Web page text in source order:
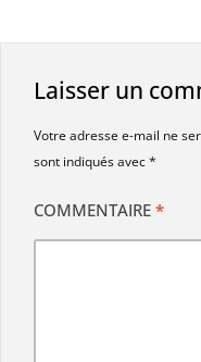
Laisser un
Votre adresse e-mail ne
sont indiqués avec*
COMMENTAIRE *